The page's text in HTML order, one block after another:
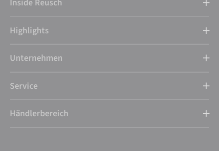
Inside Reusch
Highlights
Unternehmen
Service
Händlerbereich